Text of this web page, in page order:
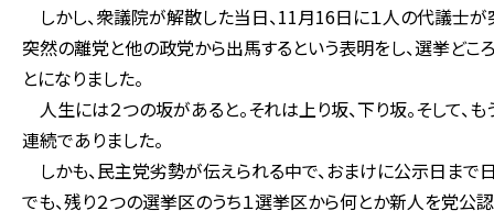
しかし、衆議院が解散した当日、11月16日に１人の代議士が
突然の離党と他の政党から出馬するという表明をし、選挙ど
とになりました。
人生には２つの坂があると。それは上り坂、下り坂。そして、
連続でありました。
しかも、民主党劣勢が伝えられる中で、おまけに公示日まで
でも、残り２つの選挙区のうち１選挙区から何とか新人を党公